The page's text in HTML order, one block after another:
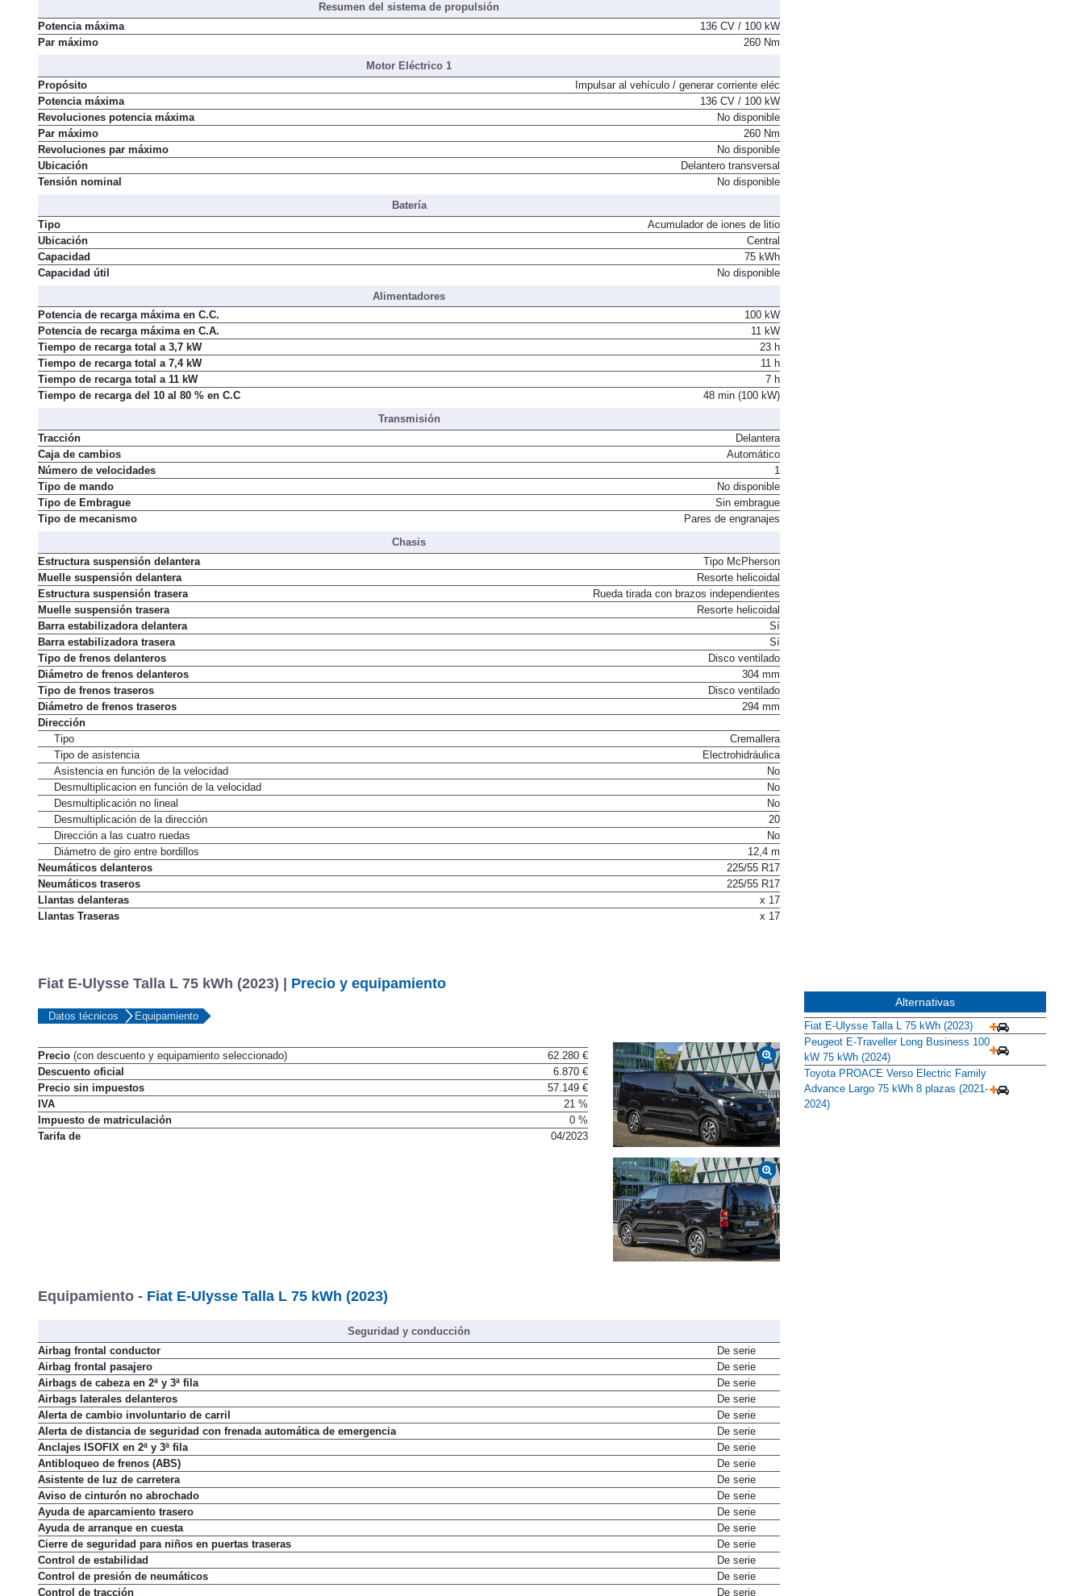
Resumen del sistema de propulsión
Potencia máxima
136 CV / 100 kW
Par máximo
260 Nm
Motor Eléctrico 1
Propósito
Impulsar al vehículo / generar corriente eléc
Potencia máxima
136 CV / 100 kW
Revoluciones potencia máxima
No disponible
Par máximo
260 Nm
Revoluciones par máximo
No disponible
Ubicación
Delantero transversal
Tensión nominal
No disponible
Batería
Tipo
Acumulador de iones de litio
Ubicación
Central
Capacidad
75 kWh
Capacidad útil
No disponible
Alimentadores
Potencia de recarga máxima en C.C.
100 kW
Potencia de recarga máxima en C.A.
11 kW
Tiempo de recarga total a 3,7 kW
23 h
Tiempo de recarga total a 7,4 kW
11 h
Tiempo de recarga total a 11 kW
7 h
Tiempo de recarga del 10 al 80 % en C.C
48 min (100 kW)
Transmisión
Tracción
Delantera
Caja de cambios
Automático
Número de velocidades
1
Tipo de mando
No disponible
Tipo de Embrague
Sin embrague
Tipo de mecanismo
Pares de engranajes
Chasis
Estructura suspensión delantera
Tipo McPherson
Muelle suspensión delantera
Resorte helicoidal
Estructura suspensión trasera
Rueda tirada con brazos independientes
Muelle suspensión trasera
Resorte helicoidal
Barra estabilizadora delantera
Sí
Barra estabilizadora trasera
Sí
Tipo de frenos delanteros
Disco ventilado
Diámetro de frenos delanteros
304 mm
Tipo de frenos traseros
Disco ventilado
Diámetro de frenos traseros
294 mm
Dirección
Tipo
Cremallera
Tipo de asistencia
Electrohidráulica
Asistencia en función de la velocidad
No
Desmultiplicacion en función de la velocidad
No
Desmultiplicación no lineal
No
Desmultiplicación de la dirección
20
Dirección a las cuatro ruedas
No
Diámetro de giro entre bordillos
12,4 m
Neumáticos delanteros
225/55 R17
Neumáticos traseros
225/55 R17
Llantas delanteras
x 17
Llantas Traseras
x 17
Fiat E-Ulysse Talla L 75 kWh (2023) | Precio y equipamiento
Datos técnicos Equipamiento
Precio (con descuento y equipamiento seleccionado)
62.280 €
Descuento oficial
6.870 €
Precio sin impuestos
57.149 €
IVA
21 %
Impuesto de matriculación
0 %
Tarifa de
04/2023
Equipamiento - Fiat E-Ulysse Talla L 75 kWh (2023)
Seguridad y conducción
Airbag frontal conductor
De serie
Airbag frontal pasajero
De serie
Airbags de cabeza en 2ª y 3ª fila
De serie
Airbags laterales delanteros
De serie
Alerta de cambio involuntario de carril
De serie
Alerta de distancia de seguridad con frenada automática de emergencia
De serie
Anclajes ISOFIX en 2ª y 3ª fila
De serie
Antibloqueo de frenos (ABS)
De serie
Asistente de luz de carretera
De serie
Aviso de cinturón no abrochado
De serie
Ayuda de aparcamiento trasero
De serie
Ayuda de arranque en cuesta
De serie
Cierre de seguridad para niños en puertas traseras
De serie
Control de estabilidad
De serie
Control de presión de neumáticos
De serie
Control de tracción
De serie
Alternativas
Fiat E-Ulysse Talla L 75 kWh (2023)
Peugeot E-Traveller Long Business 100
kW 75 kWh (2024)
Toyota PROACE Verso Electric Family
Advance Largo 75 kWh 8 plazas (2021-
2024)